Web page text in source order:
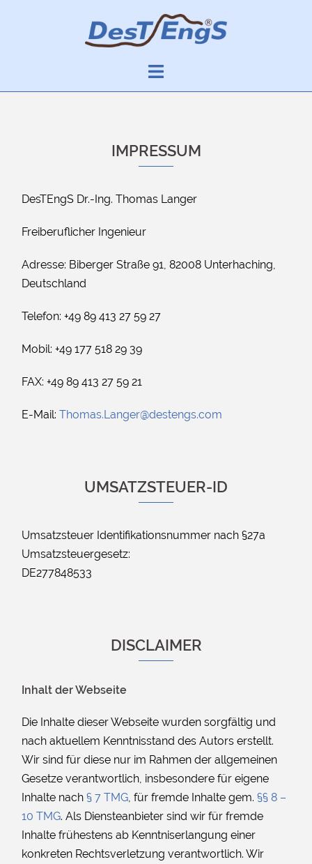
IMPRESSUM
DesTEngS Dr.-Ing. Thomas Langer
Freiberuflicher Ingenieur
Adresse: Biberger Straße 91, 82008 Unterhaching,
Deutschland
Telefon: +49 89 413 27 59 27
Mobil: +49 177 518 29 39
FAX: +49 89 413 27 59 21
E-Mail: Thomas.Langer@destengs.com
UMSATZSTEUER-ID
Umsatzsteuer Identifikationsnummer nach §27a
Umsatzsteuergesetz:
DE277848533
DISCLAIMER
Inhalt der Webseite
Die Inhalte dieser Webseite wurden sorgfältig und
nach aktuellem Kenntnisstand des Autors erstellt.
Wir sind für diese nur im Rahmen der allgemeinen
Gesetze verantwortlich, insbesondere für eigene
Inhalte nach § 7 TMG, für fremde Inhalte gem. §§ 8 –
10 TMG. Als Diensteanbieter sind wir für fremde
Inhalte frühestens ab Kenntniserlangung einer
konkreten Rechtsverletzung verantwortlich. Wir